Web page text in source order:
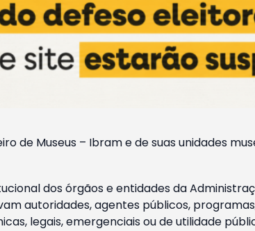
de Museus – Ibram e de suas unidades
dos órgãos e entidades da
autoridades, agentes públicos,
legais, emergenciais ou de utilidade